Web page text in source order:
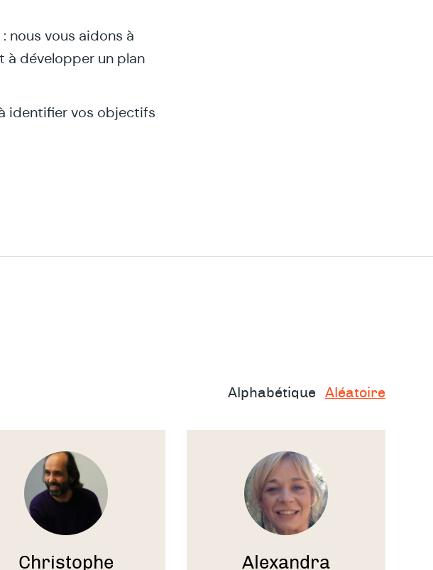
nous vous aidons à
développer un plan
identifier vos objectifs
entreprises à
ou personnel
dans les programmes
Alphabétique Aléatoire
Christophe
Voir
Alexandra